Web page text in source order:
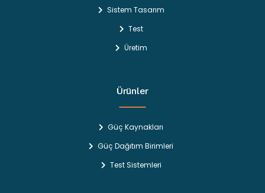
Sistem Tasarım
Test
Üretim
Ürünler
Güç Kaynakları
Güç Dağıtım Birimleri
Test Sistemleri